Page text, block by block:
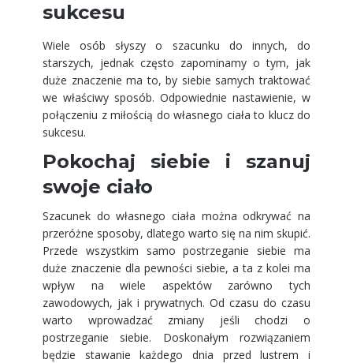
sukcesu
Wiele osób słyszy o szacunku do innych, do
starszych, jednak często zapominamy o tym, jak
duże znaczenie ma to, by siebie samych traktować
we właściwy sposób. Odpowiednie nastawienie, w
połączeniu z miłością do własnego ciała to klucz do
sukcesu.
Pokochaj siebie i szanuj
swoje ciało
Szacunek do własnego ciała można odkrywać na
przeróżne sposoby, dlatego warto się na nim skupić.
Przede wszystkim samo postrzeganie siebie ma
duże znaczenie dla pewności siebie, a ta z kolei ma
wpływ na wiele aspektów zarówno tych
zawodowych, jak i prywatnych. Od czasu do czasu
warto wprowadzać zmiany jeśli chodzi o
postrzeganie siebie. Doskonałym rozwiązaniem
będzie stawanie każdego dnia przed lustrem i